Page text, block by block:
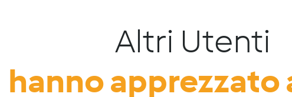
Altri Utenti
hanno apprezzato